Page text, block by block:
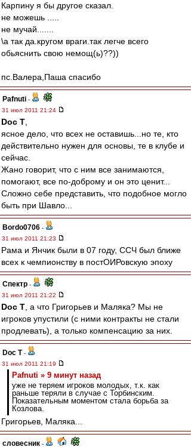
Карпину я бы другое сказал.
не можешь .....
не мучай.......
\а так да.кругом враги.так легче всего
обьяснить свою немощ(ь)??))
пс.Валера,Паша спасибо
Pafnuti -
31 июл 2011 21:24
Doc T
ясное дело, что всех не оставишь...но те, кто
действительно нужен для основы, те в клубе и
сейчас.
Жано говорит, что с ним все занимаются,
помогают, все по-доброму и он это ценит...
Сложно себе представить, что подобное могло
быть при Шавло...
Bordo0706 -
31 июл 2011 21:23
Рама и Янчик были в 07 году, ССЧ был ближе
всех к чемпионству в постОИРовскую эпоху
Спектр -
31 июл 2011 21:22
Doc T , а что Григорьев и Маляка? Мы не
игроков упустили (с ними контракты не стали
продлевать), а только компенсацию за них.
Doc T -
31 июл 2011 21:19
Pafnuti » 9 минут назад
уже не теряем игроков молодых, т.к. как
раньше теряли в случае с Торбинским.
Показательным моментом стала борьба за
Козлова.
Григорьев, Маляка...
словесник -